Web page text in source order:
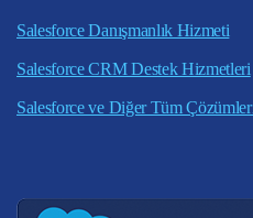
Salesforce Danışmanlık Hizmeti
Salesforce CRM Destek Hizmetleri
Salesforce ve Diğer Tüm